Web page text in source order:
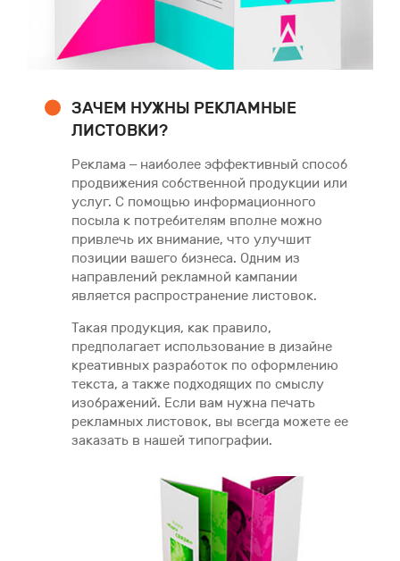
ЗАЧЕМ НУЖНЫ РЕКЛАМНЫЕ
ЛИСТОВКИ?
Реклама – наиболее эффективный способ
продвижения собственной продукции или
услуг. С помощью информационного
посыла к потребителям вполне можно
привлечь их внимание, что улучшит
позиции вашего бизнеса. Одним из
направлений рекламной кампании
является распространение листовок.
Такая продукция, как правило,
предполагает использование в дизайне
креативных разработок по оформлению
текста, а также подходящих по смыслу
изображений. Если вам нужна печать
рекламных листовок, вы всегда можете ее
заказать в нашей типографии.